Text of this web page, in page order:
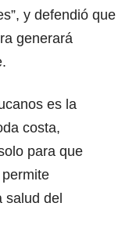
y defendió que
generará
es la
costa,
para que
salud del